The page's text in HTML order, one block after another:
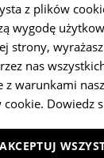
jest utrzymany w
retro, to ten
Souverain jest
na papierze - jak
Nadruk
z plików
wygodę
strony,
nas
z warunkami
Dowiedz
AKCEPTUJ